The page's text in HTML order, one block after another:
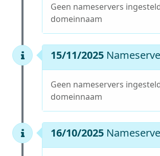
Geen nameservers
domeinnaam
15/11/2025
Geen nameservers
domeinnaam
16/10/2025